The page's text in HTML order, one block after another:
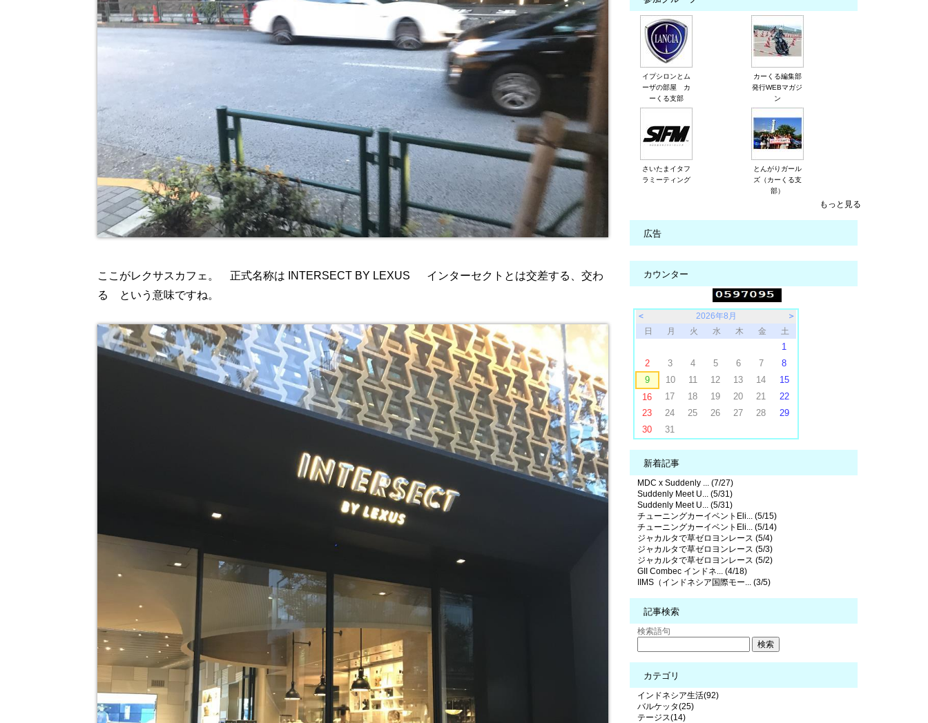
ここがレクサスカフェ。 正式名称は INTERSECT BY LEXUS インターセクトとは交差する、交わ
る という意味ですね。
イプシロンとム
ーザの部屋 カ
ーくる支部
カーくる編集部
発行WEBマガジ
ン
さいたまイタフ
ラミーティング
とんがりガール
ズ（カーくる支
部）
もっと見る
広告
カウンター
＜ 2026年8月
＞
日
月 火 水 木 金 土
1
2
3 4 5 6 7
8
9
10 11 12 13 14
15
16
17 18 19 20 21
22
23
24 25 26 27 28
29
30
31
新着記事
MDC x Suddenly ... (7/27)
Suddenly Meet U... (5/31)
Suddenly Meet U... (5/31)
チューニングカーイベントEli... (5/15)
チューニングカーイベントEli... (5/14)
ジャカルタで草ゼロヨンレース (5/4)
ジャカルタで草ゼロヨンレース (5/3)
ジャカルタで草ゼロヨンレース (5/2)
GII Combec インドネ... (4/18)
IIMS（インドネシア国際モー... (3/5)
記事検索
検索語句
カテゴリ
インドネシア生活(92)
バルケッタ(25)
テージス(14)